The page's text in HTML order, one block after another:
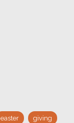
easter giving